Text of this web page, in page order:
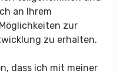
an Ihrem
zur
zu erhalten.
dass ich mit meiner